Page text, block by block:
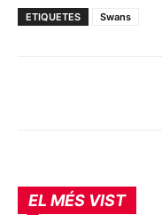
ETIQUETES Swans
EL MÉS VIST